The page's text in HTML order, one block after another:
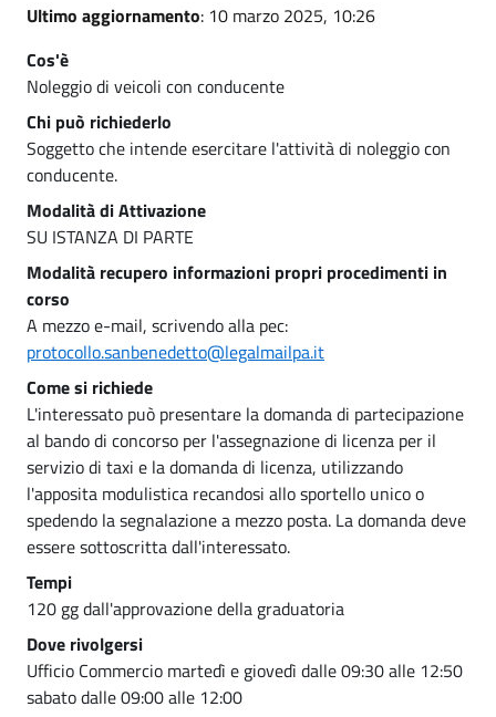
Ultimo aggiornamento: 10 marzo 2025, 10:26
Cos'è
Noleggio di veicoli con conducente
Chi può richiederlo
Soggetto che intende esercitare l'attività di noleggio con
conducente.
Modalità di Attivazione
SU ISTANZA DI PARTE
Modalità recupero informazioni propri procedimenti in
corso
A mezzo e-mail, scrivendo alla pec:
protocollo.sanbenedetto@legalmailpa.it
Come si richiede
L'interessato può presentare la domanda di partecipazione
al bando di concorso per l'assegnazione di licenza per il
servizio di taxi e la domanda di licenza, utilizzando
l'apposita modulistica recandosi allo sportello unico o
spedendo la segnalazione a mezzo posta. La domanda deve
essere sottoscritta dall'interessato.
Tempi
120 gg dall'approvazione della graduatoria
Dove rivolgersi
Ufficio Commercio martedì e giovedì dalle 09:30 alle 12:50
sabato dalle 09:00 alle 12:00